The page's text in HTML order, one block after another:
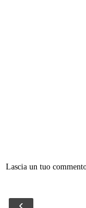
Lascia un tuo
‹